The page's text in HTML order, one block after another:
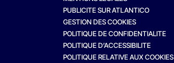
PUBLICITE SUR ATLANTICO
GESTION DES COOKIES
POLITIQUE DE CONFIDENTIALITE
POLITIQUE D’ACCESSIBILITE
POLITIQUE RELATIVE AUX COOKIES